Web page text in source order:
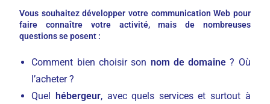
Vous souhaitez développer votre communication Web pour
faire connaître votre activité, mais de nombreuses
questions se posent :
Comment bien choisir son nom de domaine ? Où
l’acheter ?
Quelhébergeur, avec quels services et surtout à